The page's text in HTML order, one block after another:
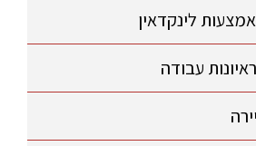
לינקדאין
עבודה